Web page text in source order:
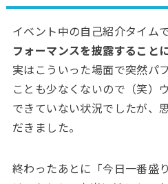
イベント中の自己紹介タイム
フォーマンスを披露すること
実はこういった場面で突然パ
ことも少なくないので（笑）
できていない状況でしたが、
だきました。
終わったあとに「今日一番盛